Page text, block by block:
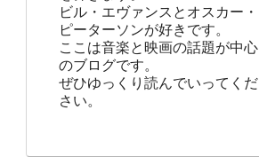
ビル・エヴァンスとオスカー・
ピーターソンが好きです。
ここは音楽と映画の話題が中心
のブログです。
ぜひゆっくり読んでいってくだ
さい。